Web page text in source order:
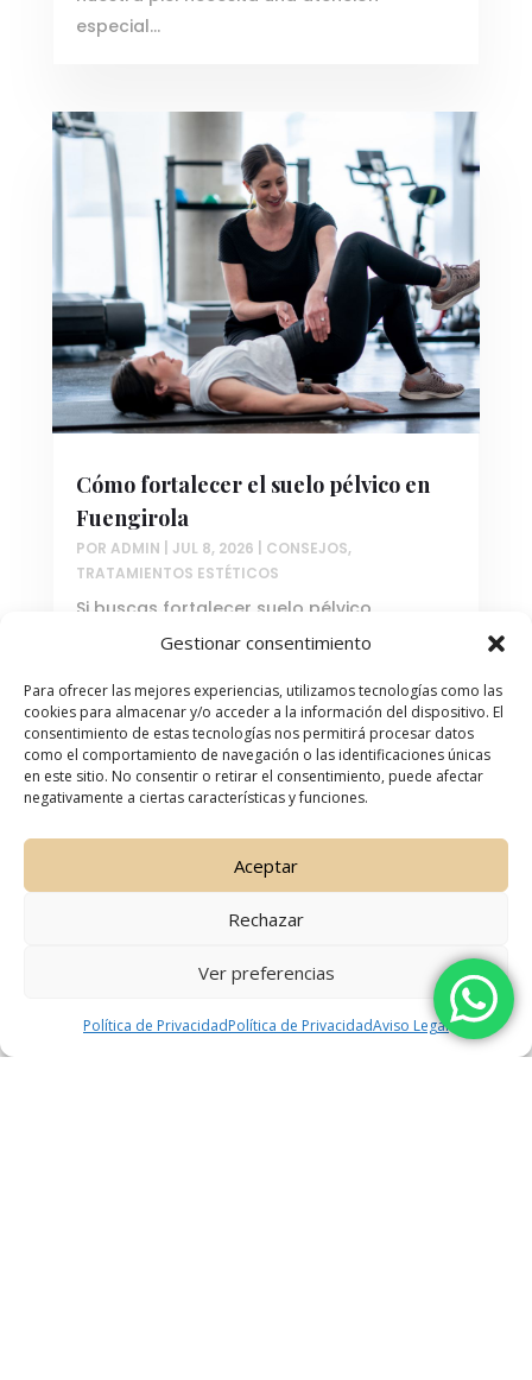
Gestionar consentimiento
Para ofrecer las mejores experiencias, utilizamos tecnologías como las
cookies para almacenar y/o acceder a la información del dispositivo. El
consentimiento de estas tecnologías nos permitirá procesar datos
como el comportamiento de navegación o las identificaciones únicas
en este sitio. No consentir o retirar el consentimiento, puede afectar
negativamente a ciertas características y funciones.
Aceptar
Rechazar
Ver preferencias
Política de PrivacidadPolítica de PrivacidadAviso Legal
especial...
Cómo fortalecer el suelo pélvico en
Fuengirola
POR ADMIN JUL 8, 2026 CONSEJOS,
TRATAMIENTOS ESTÉTICOS
Si buscas fortalecer suelo pélvico
Fuengirola con tecnología avanzada y
indicado. El suelo pélvico es un conjunto de
músculos y ligamentos que sostienen los
órganos de la pelvis, y su debilitamiento
puede generar problemas...
VIEW MORE